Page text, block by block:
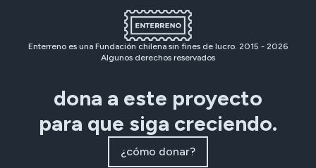
Enterreno es una Fundación chilena sin fines de lucro. 2015 - 2026
Algunos derechos reservados
dona a este proyecto
para que siga creciendo.
¿cómo donar?